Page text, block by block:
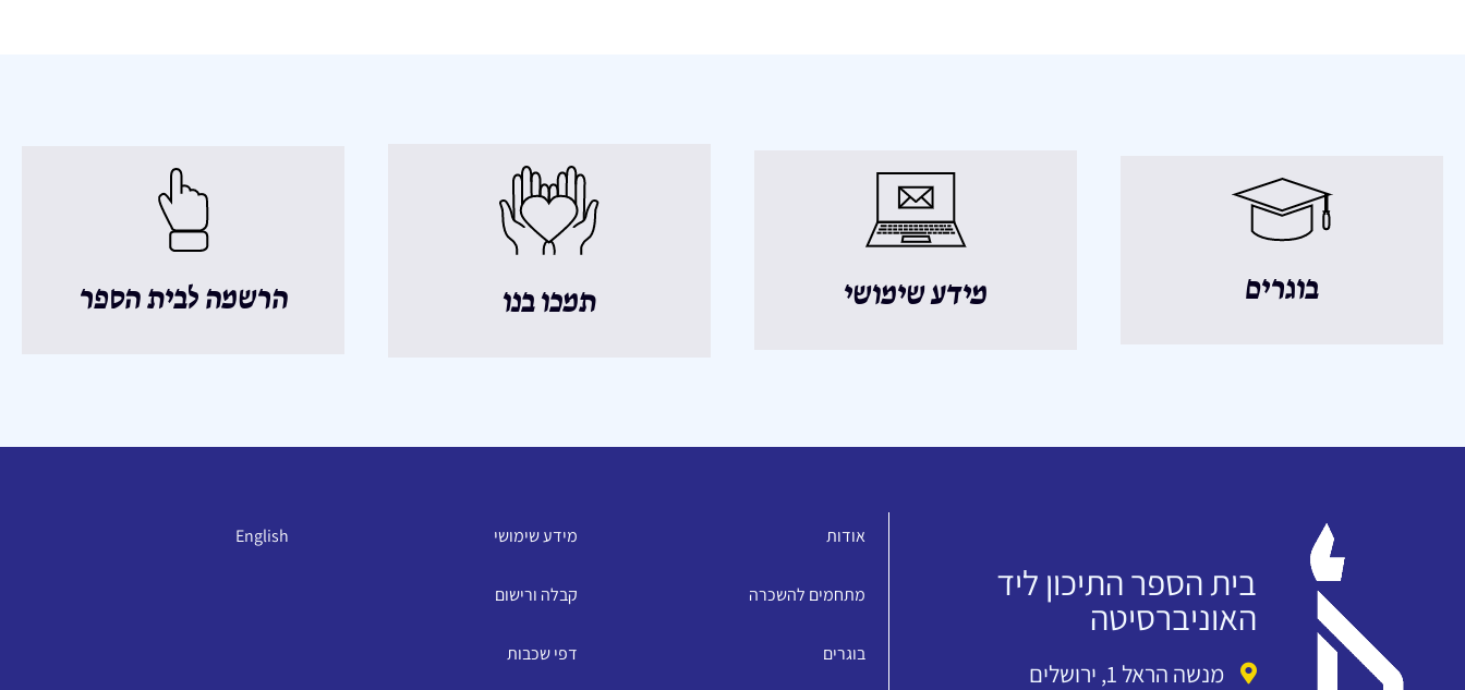
בוגרים מידע שימושי תמכו בנו הרשמה לבית הספר
בית הספר התיכון ליד
האוניברסיטה
מנשה הראל 1, ירושלים
אודות
מתחמים להשכרה
בוגרים
מידע שימושי
קבלה ורישום
דפי שכבות
English